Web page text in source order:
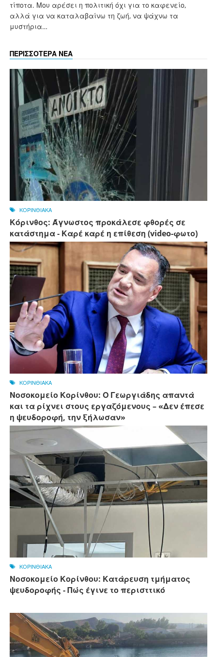
τίποτα. Μου αρέσει η πολιτική όχι για το καφενείο,
αλλά για να καταλαβαίνω τη ζωή, να ψάχνω τα
μυστήρια…
ΠΕΡΙΣΣΟΤΕΡΑ ΝΕΑ
ΚΟΡΙΝΘΙΑΚΑ
Κόρινθος: Άγνωστος προκάλεσε φθορές σε
κατάστημα - Καρέ καρέ η επίθεση (video-φωτο)
ΚΟΡΙΝΘΙΑΚΑ
Νοσοκομείο Κορίνθου: Ο Γεωργιάδης απαντά
και τα ρίχνει στους εργαζόμενους – «Δεν έπεσε
η ψευδοροφή, την ξήλωσαν»
ΚΟΡΙΝΘΙΑΚΑ
Νοσοκομείο Κορίνθου: Κατάρευση τμήματος
ψευδοροφής - Πώς έγινε το περισττικό